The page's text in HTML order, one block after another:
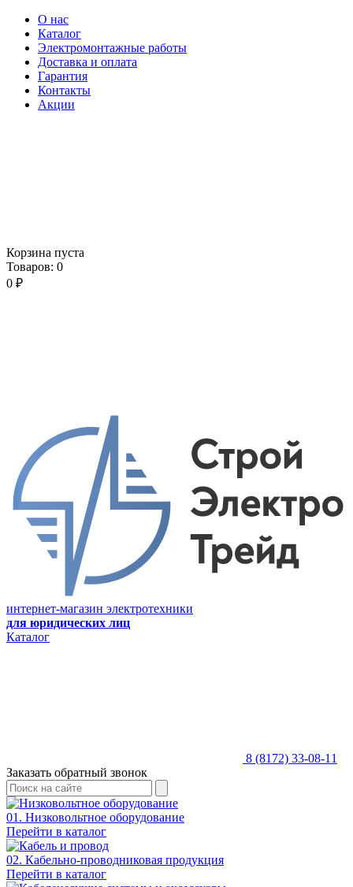
О нас
Каталог
Электромонтажные работы
Доставка и оплата
Гарантия
Контакты
Акции
Корзина пуста
Товаров: 0
0 ₽
интернет-магазин электротехники
для юридических лиц
Каталог
8 (8172) 33-08-11
Заказать обратный звонок
01. Низковольтное оборудование
Перейти в каталог
02. Кабельно-проводниковая продукция
Перейти в каталог